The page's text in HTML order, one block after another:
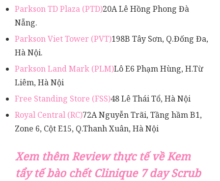
Parkson TD Plaza (PTD)20A Lê Hồng Phong Đà
Nẵng.
Parkson Viet Tower (PVT)198B Tây Sơn, Q.Đống Đa,
Hà Nội.
Parkson Land Mark (PLM)Lô E6 Phạm Hùng, H.Từ
Liêm, Hà Nội
Free Standing Store (FSS)48 Lê Thái Tổ, Hà Nội
Royal Central (RC)72A Nguyễn Trãi, Tầng hầm B1,
Zone 6, Cột E15, Q.Thanh Xuân, Hà Nội
Xem thêm Review thực tế về Kem
tẩy tế bào chết Clinique 7 day Scrub